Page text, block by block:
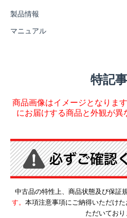
製品情報
マニュアル
特記
商品画像はイメージとなりま
にお届けする商品と外観が異
中古品の特性上、商品状態及び保証
す。 本項注意事項にご納得いただけ
ただいており